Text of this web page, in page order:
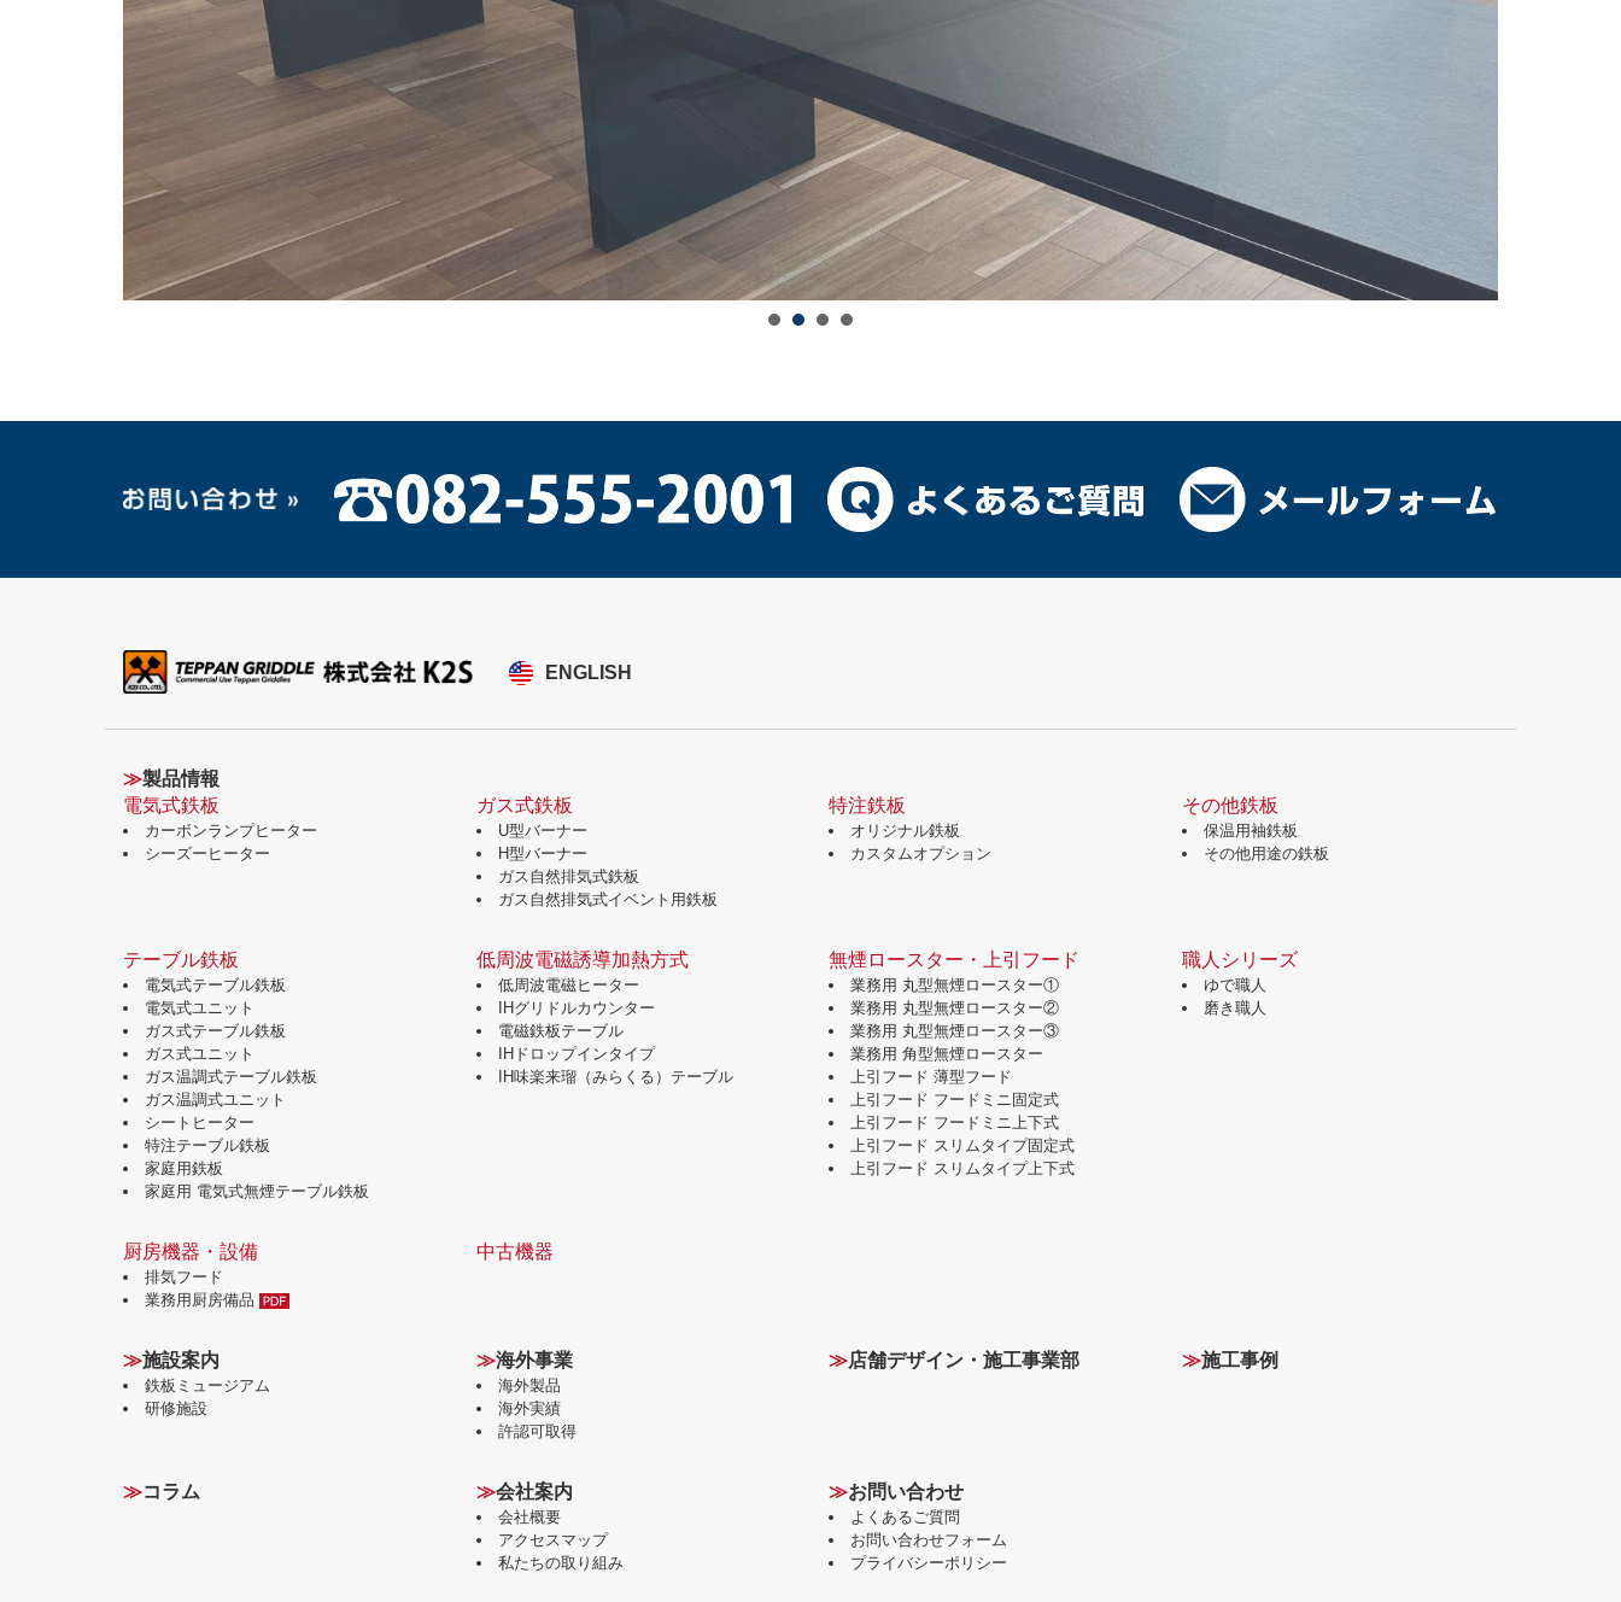
ENGLISH
≫製品情報
電気式鉄板
カーボンランプヒーター
シーズーヒーター
ガス式鉄板
U型バーナー
H型バーナー
ガス自然排気式鉄板
ガス自然排気式イベント用鉄板
特注鉄板
オリジナル鉄板
カスタムオプション
その他鉄板
保温用袖鉄板
その他用途の鉄板
テーブル鉄板
電気式テーブル鉄板
電気式ユニット
ガス式テーブル鉄板
ガス式ユニット
ガス温調式テーブル鉄板
ガス温調式ユニット
シートヒーター
特注テーブル鉄板
家庭用鉄板
家庭用 電気式無煙テーブル鉄板
低周波電磁誘導加熱方式
低周波電磁ヒーター
IHグリドルカウンター
電磁鉄板テーブル
IHドロップインタイプ
IH味楽来瑠（みらくる）テーブル
無煙ロースター・上引フード
業務用 丸型無煙ロースター①
業務用 丸型無煙ロースター②
業務用 丸型無煙ロースター③
業務用 角型無煙ロースター
上引フード 薄型フード
上引フード フードミニ固定式
上引フード フードミニ上下式
上引フード スリムタイプ固定式
上引フード スリムタイプ上下式
職人シリーズ
ゆで職人
磨き職人
厨房機器・設備
排気フード
業務用厨房備品
中古機器
≫施設案内
鉄板ミュージアム
研修施設
≫海外事業
海外製品
海外実績
許認可取得
≫店舗デザイン・施工事業部 ≫施工事例
≫コラム ≫会社案内
会社概要
アクセスマップ
私たちの取り組み
≫お問い合わせ
よくあるご質問
お問い合わせフォーム
プライバシーポリシー